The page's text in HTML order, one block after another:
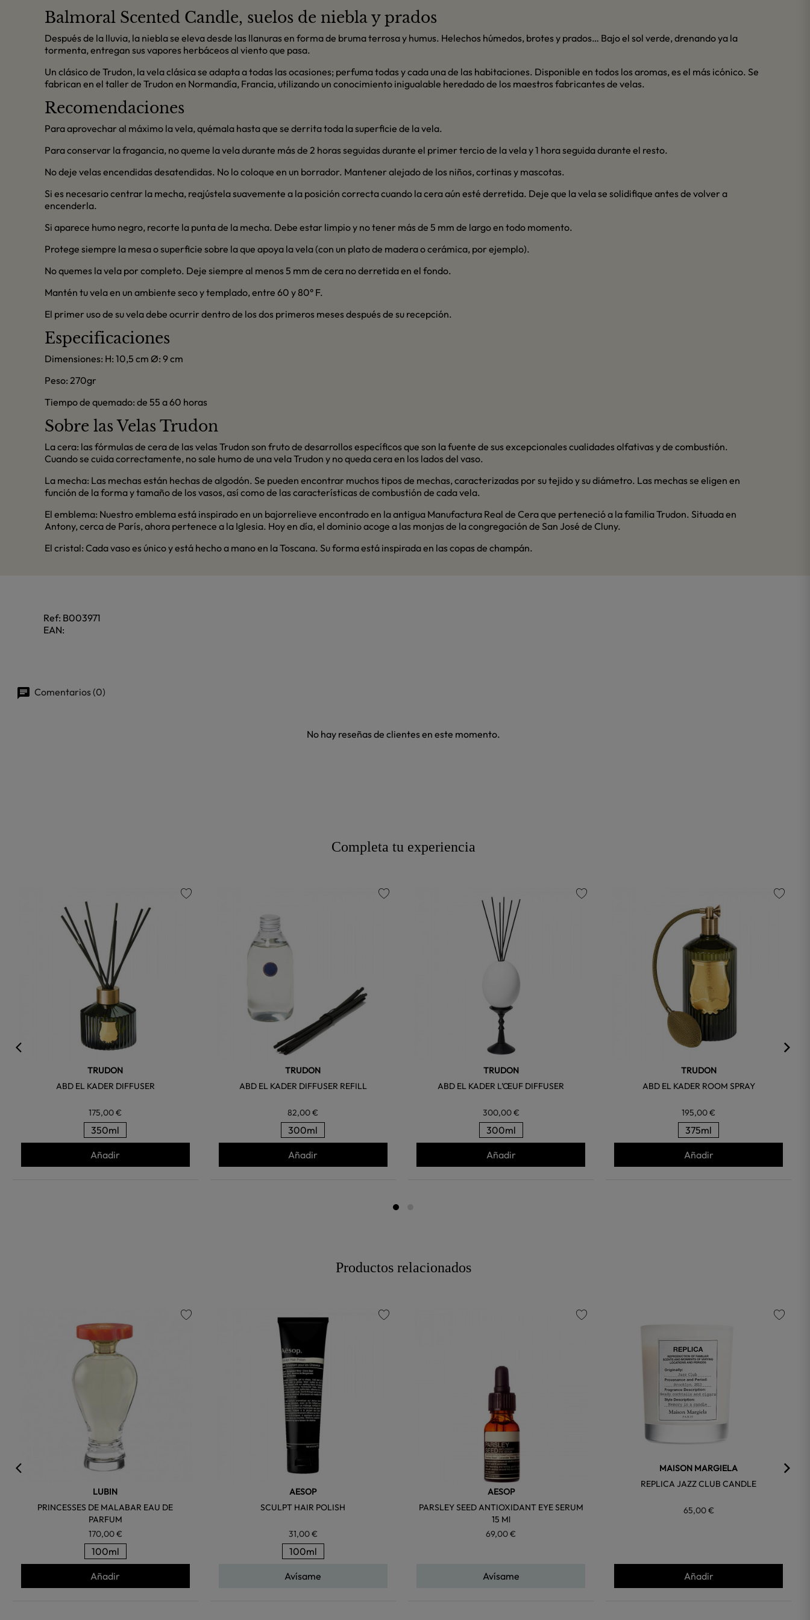
Balmoral Scented Candle, suelos de niebla y prados
Después de la lluvia, la niebla se eleva desde las llanuras en forma de bruma terrosa y humus. Helechos húmedos, brotes y prados… Bajo el sol verde, drenando ya la
tormenta, entregan sus vapores herbáceos al viento que pasa.
Un clásico de Trudon, la vela clásica se adapta a todas las ocasiones; perfuma todas y cada una de las habitaciones. Disponible en todos los aromas, es el más icónico. Se
fabrican en el taller de Trudon en Normandía, Francia, utilizando un conocimiento inigualable heredado de los maestros fabricantes de velas.
Recomendaciones
Para aprovechar al máximo la vela, quémala hasta que se derrita toda la superficie de la vela.
Para conservar la fragancia, no queme la vela durante más de 2 horas seguidas durante el primer tercio de la vela y 1 hora seguida durante el resto.
No deje velas encendidas desatendidas. No lo coloque en un borrador. Mantener alejado de los niños, cortinas y mascotas.
Si es necesario centrar la mecha, reajústela suavemente a la posición correcta cuando la cera aún esté derretida. Deje que la vela se solidifique antes de volver a
encenderla.
Si aparece humo negro, recorte la punta de la mecha. Debe estar limpio y no tener más de 5 mm de largo en todo momento.
Protege siempre la mesa o superficie sobre la que apoya la vela (con un plato de madera o cerámica, por ejemplo).
No quemes la vela por completo. Deje siempre al menos 5 mm de cera no derretida en el fondo.
Mantén tu vela en un ambiente seco y templado, entre 60 y 80° F.
El primer uso de su vela debe ocurrir dentro de los dos primeros meses después de su recepción.
Especificaciones
Dimensiones: H: 10,5 cm Ø: 9 cm
Peso: 270gr
Tiempo de quemado: de 55 a 60 horas
Sobre las Velas Trudon
La cera: las fórmulas de cera de las velas Trudon son fruto de desarrollos específicos que son la fuente de sus excepcionales cualidades olfativas y de combustión.
Cuando se cuida correctamente, no sale humo de una vela Trudon y no queda cera en los lados del vaso.
La mecha: Las mechas están hechas de algodón. Se pueden encontrar muchos tipos de mechas, caracterizadas por su tejido y su diámetro. Las mechas se eligen en
función de la forma y tamaño de los vasos, así como de las características de combustión de cada vela.
El emblema: Nuestro emblema está inspirado en un bajorrelieve encontrado en la antigua Manufactura Real de Cera que perteneció a la familia Trudon. Situada en
Antony, cerca de París, ahora pertenece a la Iglesia. Hoy en día, el dominio acoge a las monjas de la congregación de San José de Cluny.
El cristal: Cada vaso es único y está hecho a mano en la Toscana. Su forma está inspirada en las copas de champán.
Ref: B003971
EAN:
Comentarios (0)
No hay reseñas de clientes en este momento.
Completa tu experiencia
TRUDON
ABD EL KADER DIFFUSER
175,00 €
350ml
Añadir
TRUDON
ABD EL KADER DIFFUSER REFILL
82,00 €
300ml
Añadir
TRUDON
ABD EL KADER L’ŒUF DIFFUSER
300,00 €
300ml
Añadir
TRUDON
ABD EL KADER ROOM SPRAY
195,00 €
375ml
Añadir
Productos relacionados
LUBIN
PRINCESSES DE MALABAR EAU DE
PARFUM
170,00 €
100ml
Añadir
AESOP
SCULPT HAIR POLISH
31,00 €
100ml
Avísame
AESOP
PARSLEY SEED ANTIOXIDANT EYE SERUM
15 Ml
69,00 €
Avísame
MAISON MARGIELA
REPLICA JAZZ CLUB CANDLE
65,00 €
Añadir